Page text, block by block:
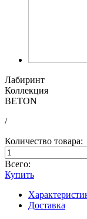
Лабиринт
Коллекция
BETON
/
Количество товара:
Всего:
Купить
Доставка